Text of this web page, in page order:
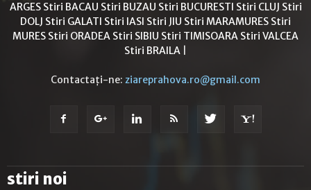
ARGES Stiri BACAU Stiri BUZAU Stiri BUCURESTI Stiri CLUJ Stiri
DOLJ Stiri GALATI Stiri IASI Stiri JIU Stiri MARAMURES Stiri
MURES Stiri ORADEA Stiri SIBIU Stiri TIMISOARA Stiri VALCEA
Stiri BRAILA
Contactați-ne: ziareprahova.ro@gmail.com
stiri noi